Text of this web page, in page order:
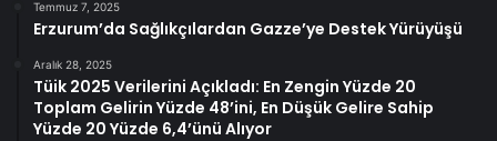
Temmuz 7, 2025
Erzurum’da Sağlıkçılardan Gazze’ye Destek Yürüyüşü
Aralık 28, 2025
Tüik 2025 Verilerini Açıkladı: En Zengin Yüzde 20
Toplam Gelirin Yüzde 48’ini, En Düşük Gelire Sahip
Yüzde 20 Yüzde 6,4’ünü Alıyor